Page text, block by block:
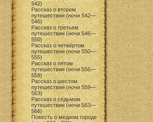
542)
Рассказ о втором
путешествии (ночи 542—
546)
Рассказ о третьем
путешествии (ночи 546—
550)
Рассказ о четвёртом
путешествии (ночи 550—
555)
Рассказ о пятом
путешествии (ночи 556—
559)
Рассказ о шестом
путешествии (ночи 559—
563)
Рассказ о седьмом
путешествии (ночи 563—
566)
Повесть о медном городе